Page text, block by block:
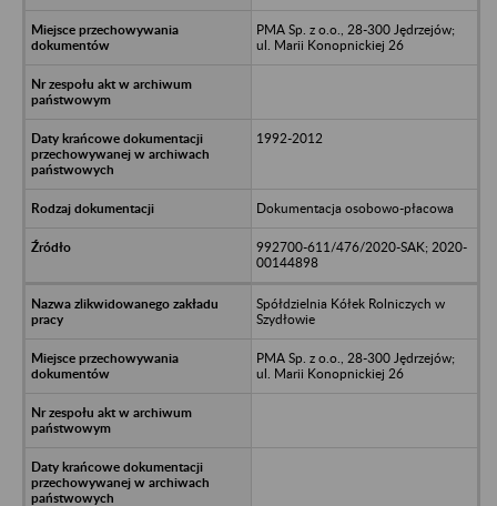
PMA Sp. z o.o., 28-300 Jędrzejów;
ul. Marii Konopnickiej 26
1992-2012
Dokumentacja osobowo-płacowa
992700-611/476/2020-SAK; 2020-
00144898
Spółdzielnia Kółek Rolniczych w
Szydłowie
PMA Sp. z o.o., 28-300 Jędrzejów;
ul. Marii Konopnickiej 26